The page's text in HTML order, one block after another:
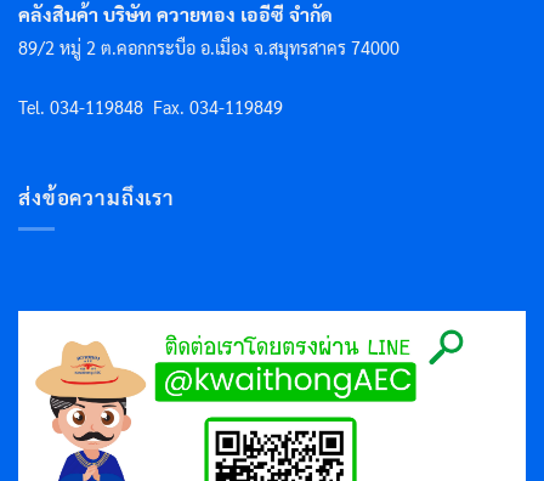
คลังสินค้า บริษัท ควายทอง เออีซี จำกัด
89/2 หมู่ 2 ต.คอกกระบือ อ.เมือง จ.สมุทรสาคร 74000
Tel. 034-119848 Fax. 034-119849
ส่งข้อความถึงเรา